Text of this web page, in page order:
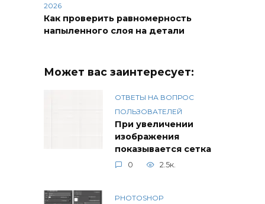
2026
Как проверить равномерность
напыленного слоя на детали
Может вас заинтересует:
ОТВЕТЫ НА ВОПРОС
ПОЛЬЗОВАТЕЛЕЙ
При увеличении
изображения
показывается сетка
0 2.5к.
PHOTOSHOP